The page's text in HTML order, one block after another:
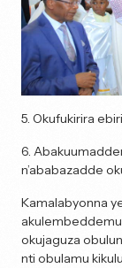
5. Okufukirira
6.
n’ababazadde
Kamalabyonna
akulembeddemu
okujaguza
nti obulamu